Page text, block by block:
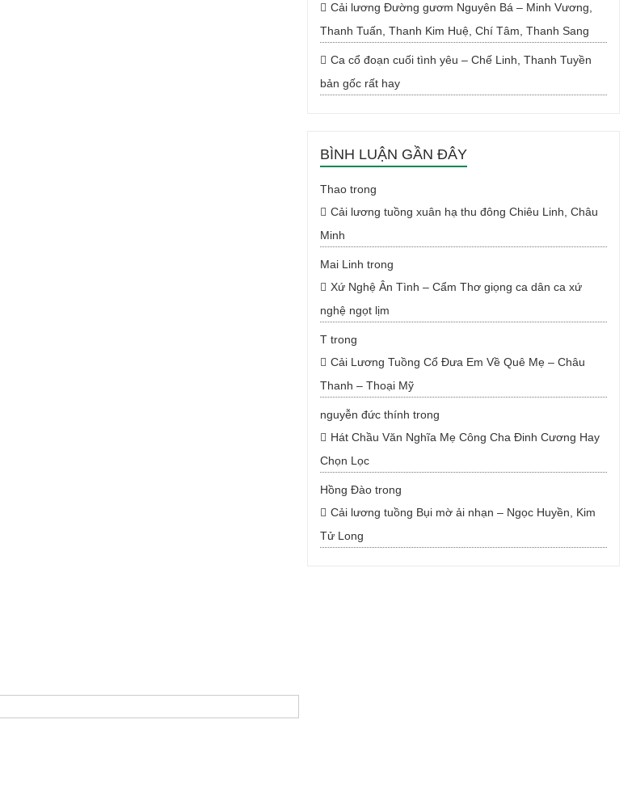
Cải lương Đường gươm Nguyên Bá – Minh Vương,
Thanh Tuấn, Thanh Kim Huệ, Chí Tâm, Thanh Sang
Ca cổ đoạn cuối tình yêu – Chế Linh, Thanh Tuyền
bản gốc rất hay
BÌNH LUẬN GẦN ĐÂY
Thaotrong
Cải lương tuồng xuân hạ thu đông Chiêu Linh, Châu
Minh
Mai Linh trong
Xứ Nghệ Ân Tình – Cẩm Thơ giọng ca dân ca xứ
nghệ ngọt lịm
Ttrong
Cải Lương Tuồng Cổ Đưa Em Về Quê Mẹ – Châu
Thanh – Thoại Mỹ
nguyễn đức thính trong
Hát Chầu Văn Nghĩa Mẹ Công Cha Đinh Cương Hay
Chọn Lọc
Hồng Đàotrong
Cải lương tuồng Bụi mờ ải nhạn – Ngọc Huyền, Kim
Tử Long